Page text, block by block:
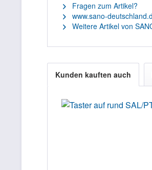
Fragen zum Artikel?
www.sano-
Weitere Artikel von
Kunden kauften auch